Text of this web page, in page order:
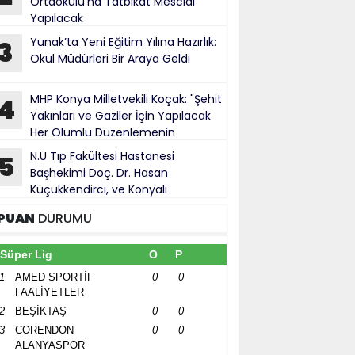
Yapılacak
Yunak’ta Yeni Eğitim Yılına Hazırlık:
Okul Müdürleri Bir Araya Geldi
MHP Konya Milletvekili Koçak: "Şehit
Yakınları ve Gaziler İçin Yapılacak
Her Olumlu Düzenlemenin
5
N.Ü Tıp Fakültesi Hastanesi
Başhekimi Doç. Dr. Hasan
Küçükkendirci, ve Konyalı
Konya Cumhuriyet Başsavcısı
Uzun’a hayırlı olsun ziyareti
DURUMU
Süper Lig O P
1
AMED SPORTİF
FAALİYETLER
0 0
2 BEŞİKTAŞ 0
0
3
CORENDON
ALANYASPOR
0 0